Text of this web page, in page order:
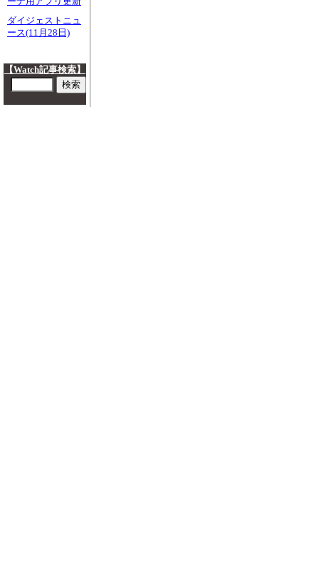
ダイジェストニュ
ース(11月28日)
【Watch記事検索】